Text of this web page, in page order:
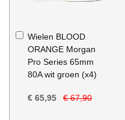
Wielen BLOOD
ORANGE Morgan
Pro Series 65mm
80A wit groen (x4)
€ 65,95 € 67,90
In
Winkelwagen